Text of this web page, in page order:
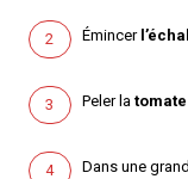
Émincer
Peler la tomate
Dans une